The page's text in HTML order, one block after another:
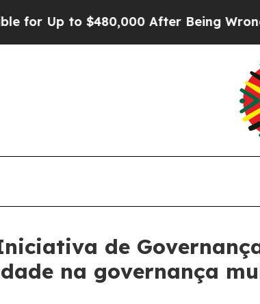
to $480,000 After Being Wrongly
de
na governança